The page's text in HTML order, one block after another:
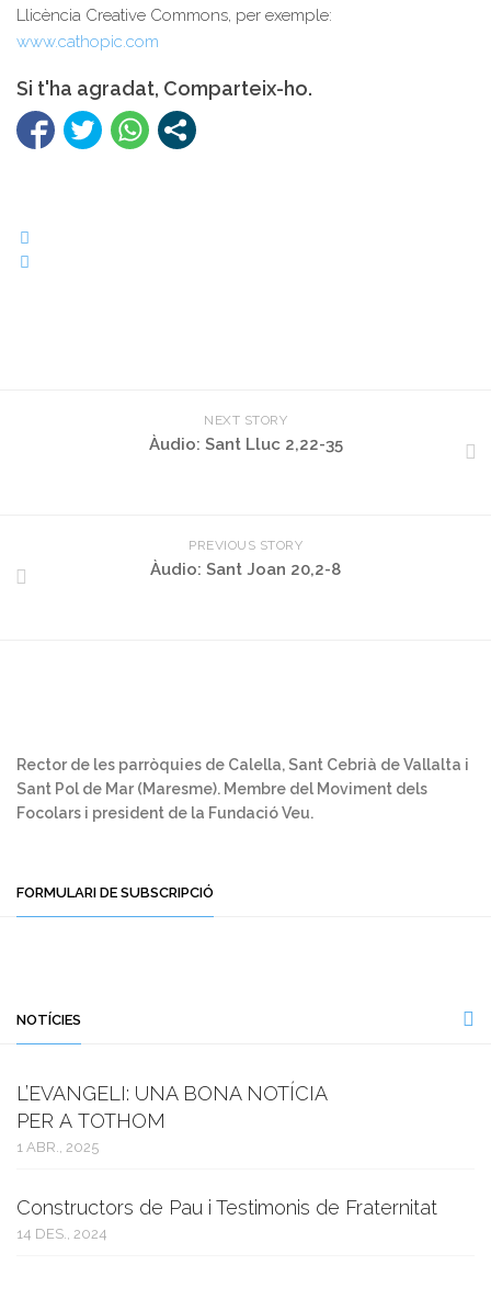
Llicència Creative Commons, per exemple:
www.cathopic.com
Si t'ha agradat, Comparteix-ho.
NEXT STORY
Àudio: Sant Lluc 2,22-35
PREVIOUS STORY
Àudio: Sant Joan 20,2-8
Rector de les parròquies de Calella, Sant Cebrià de Vallalta i
Sant Pol de Mar (Maresme). Membre del Moviment dels
Focolars i president de la Fundació Veu.
FORMULARI DE SUBSCRIPCIÓ
NOTÍCIES
L’EVANGELI: UNA BONA NOTÍCIA
PER A TOTHOM
1 ABR., 2025
Constructors de Pau i Testimonis de Fraternitat
14 DES., 2024